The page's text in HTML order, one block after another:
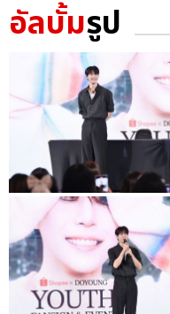
อัลบั้มรูป